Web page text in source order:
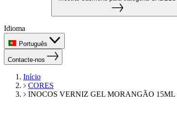
Idioma
Português
Contacte-nos
Início
CORES
INOCOS VERNIZ GEL MORANGÃO 15ML